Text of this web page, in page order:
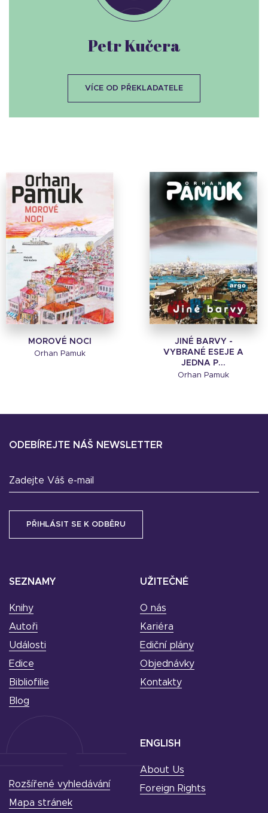
MOROVÉ NOCI
Orhan Pamuk
JINÉ BARVY -
VYBRANÉ ESEJE A
JEDNA P...
Orhan Pamuk
Petr Kučera
VÍCE OD PŘEKLADATELE
SEZNAMY
Knihy
Autoři
Události
Edice
Bibliofilie
Blog
UŽITEČNÉ
O nás
Kariéra
Ediční plány
Objednávky
Kontakty
ODEBÍREJTE NÁŠ NEWSLETTER
Zadejte Váš e-mail
ENGLISH
About Us
Foreign Rights
Rozšířené vyhledávání
Mapa stránek